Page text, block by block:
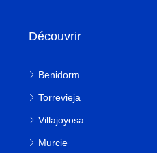
Découvrir
Benidorm
Torrevieja
Villajoyosa
Murcie